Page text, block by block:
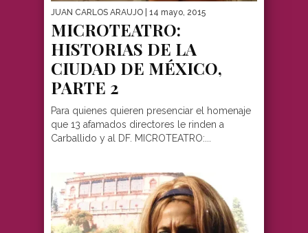
JUAN CARLOS ARAUJO | 14 mayo, 2015
MICROTEATRO:
HISTORIAS DE LA
CIUDAD DE MÉXICO,
PARTE 2
Para quienes quieren presenciar el homenaje
que 13 afamados directores le rinden a
Carballido y al DF. MICROTEATRO:...